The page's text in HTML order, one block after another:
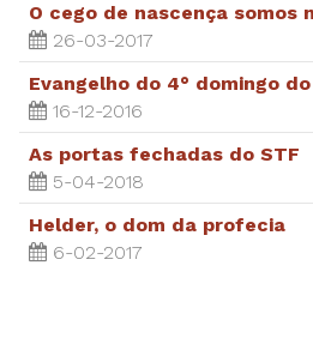
O cego de nascença somos
26-03-2017
Evangelho do 4° domingo
16-12-2016
As portas fechadas do STF
5-04-2018
Helder, o dom da profecia
6-02-2017